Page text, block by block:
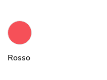
Rosso